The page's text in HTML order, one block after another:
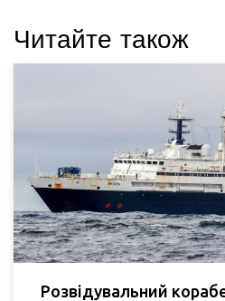
Читайте також
Розвідувальний